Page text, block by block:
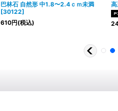
巴林石 自然形 中1.8〜2.4ｃｍ未満
[30122]
610円(税込)
高